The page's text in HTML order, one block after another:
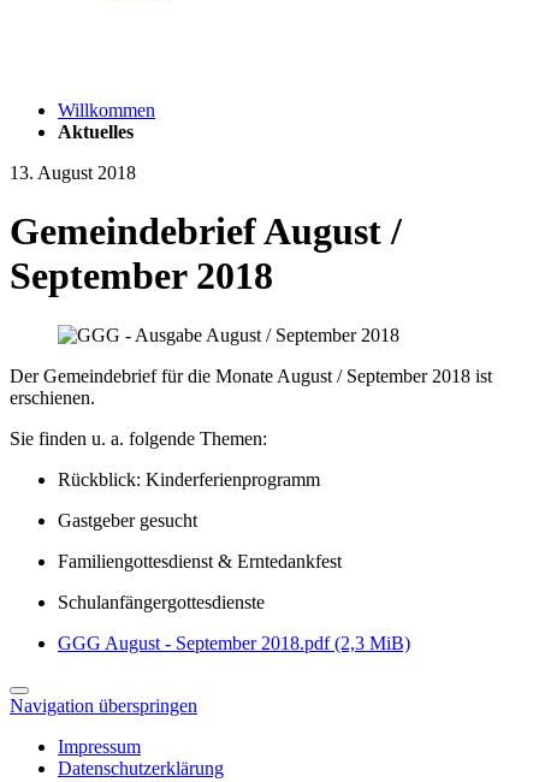
Willkommen
Aktuelles
13. August 2018
Gemeindebrief August /
September 2018
Der Gemeindebrief für die Monate August / September 2018 ist
erschienen.
Sie finden u. a. folgende Themen:
Rückblick: Kinderferienprogramm
Gastgeber gesucht
Familiengottesdienst & Erntedankfest
Schulanfängergottesdienste
GGG August - September 2018.pdf(2,3 MiB)
Navigation überspringen
Impressum
Datenschutzerklärung